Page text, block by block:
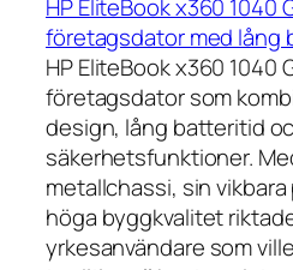
HP EliteBook x360 1040
företagsdator med lång
HP EliteBook x360 1040
företagsdator som
design, lång batteritid
säkerhetsfunktioner.
metallchassi, sin
höga byggkvalitet
yrkesanvändare som